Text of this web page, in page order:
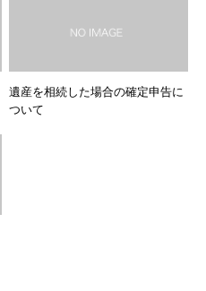
遺産を相続した場合の確定申告に
ついて